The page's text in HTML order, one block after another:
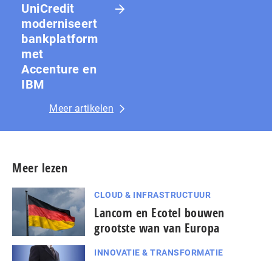
UniCredit
moderniseert
bankplatform
met
Accenture en
IBM
Meer artikelen
Meer lezen
CLOUD & INFRASTRUCTUUR
Lancom en Ecotel bouwen
grootste wan van Europa
INNOVATIE & TRANSFORMATIE